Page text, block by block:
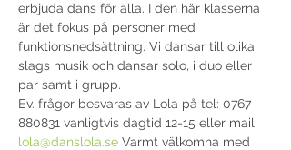
erbjuda dans för alla. I den här klasserna
är det fokus på personer med
funktionsnedsättning. Vi dansar till olika
slags musik och dansar solo, i duo eller
par samt i grupp.
Ev. frågor besvaras av Lola på tel: 0767
880831 vanligtvis dagtid 12-15 eller mail
lola@danslola.se Varmt välkomna med